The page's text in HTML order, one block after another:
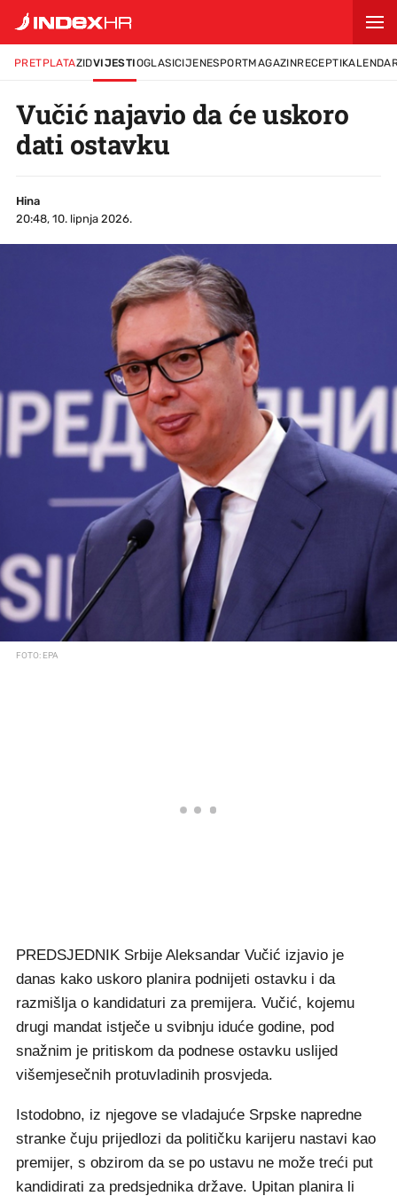
PRETPLATAZIDVIJESTIOGLASICIJENESPORTMAGAZINRECEPTI
Vučić najavio da će uskoro
dati ostavku
Hina
20:48, 10. lipnja 2026.
FOTO: EPA
PREDSJEDNIK Srbije Aleksandar Vučić izjavio je
danas kako uskoro planira podnijeti ostavku i da
razmišlja o kandidaturi za premijera. Vučić, kojemu
drugi mandat istječe u svibnju iduće godine, pod
snažnim je pritiskom da podnese ostavku uslijed
višemjesečnih protuvladinih prosvjeda.
Istodobno, iz njegove se vladajuće Srpske napredne
stranke čuju prijedlozi da političku karijeru nastavi kao
premijer, s obzirom da se po ustavu ne može treći put
kandidirati za predsjednika države. Upitan planira li